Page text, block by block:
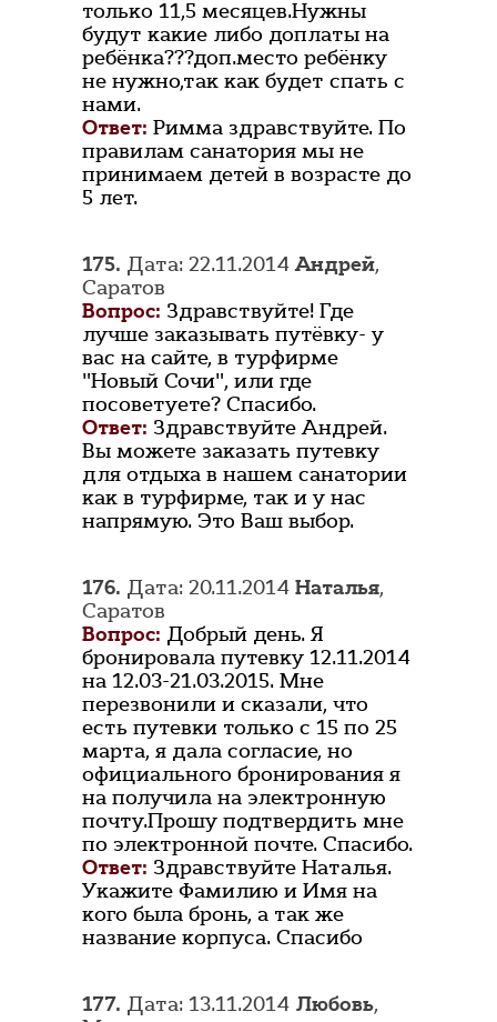
только 11,5 месяцев.Нужны
будут какие либо доплаты на
ребёнка???доп.место ребёнку
не нужно,так как будет спать с
нами.
Ответ: Римма здравствуйте. По
правилам санатория мы не
принимаем детей в возрасте до
5 лет.
175. Дата: 22.11.2014Андрей,
Саратов
Вопрос: Здравствуйте! Где
лучше заказывать путёвку- у
вас на сайте, в турфирме
"Новый Сочи", или где
посоветуете? Спасибо.
Ответ: Здравствуйте Андрей.
Вы можете заказать путевку
для отдыха в нашем санатории
как в турфирме, так и у нас
напрямую. Это Ваш выбор.
176. Дата: 20.11.2014 Наталья,
Саратов
Вопрос: Добрый день. Я
бронировала путевку 12.11.2014
на 12.03-21.03.2015. Мне
перезвонили и сказали, что
есть путевки только с 15 по 25
марта, я дала согласие, но
официального бронирования я
на получила на электронную
почту.Прошу подтвердить мне
по электронной почте. Спасибо.
Ответ: Здравствуйте Наталья.
Укажите Фамилию и Имя на
кого была бронь, а так же
название корпуса. Спасибо
177. Дата: 13.11.2014 Любовь,